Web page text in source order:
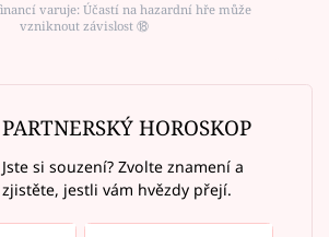
varuje: Účastí na hazardní hře může
vzniknout závislost ⑱
PARTNERSKÝ HOROSKOP
Jste si souzení? Zvolte znamení a
zjistěte, jestli vám hvězdy přejí.